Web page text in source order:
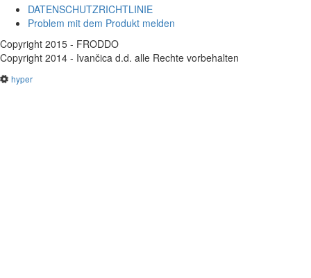
DATENSCHUTZRICHTLINIE
Problem mit dem Produkt melden
Copyright 2015 - FRODDO
Copyright 2014 - Ivančica d.d. alle Rechte vorbehalten
hyper